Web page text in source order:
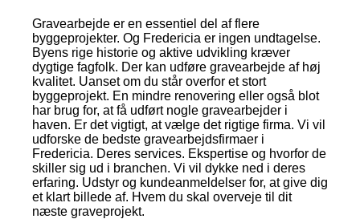
Gravearbejde er en essentiel del af flere
byggeprojekter. Og Fredericia er ingen undtagelse.
Byens rige historie og aktive udvikling kræver
dygtige fagfolk. Der kan udføre gravearbejde af høj
kvalitet. Uanset om du står overfor et stort
byggeprojekt. En mindre renovering eller også blot
har brug for, at få udført nogle gravearbejder i
haven. Er det vigtigt, at vælge det rigtige firma. Vi vil
udforske de bedste gravearbejdsfirmaer i
Fredericia. Deres services. Ekspertise og hvorfor de
skiller sig ud i branchen. Vi vil dykke ned i deres
erfaring. Udstyr og kundeanmeldelser for, at give dig
et klart billede af. Hvem du skal overveje til dit
næste graveprojekt.